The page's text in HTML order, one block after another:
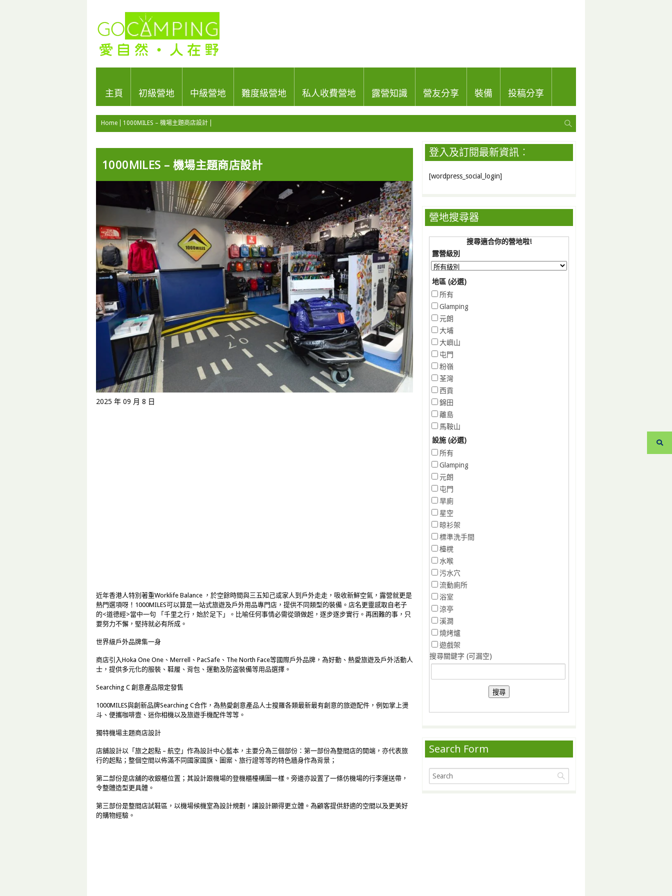
主頁 初級營地 中級營地 難度級營地 私人收費營地 露營知識 營友分享 裝備 投稿分享
Home 1000MILES – 機場主題商店設計
1000MILES – 機場主題商店設計
2025 年 09 月 8 日
近年香港人特別著重Worklife Balance ，於空餘時間與三五知己或家人到戶外走走，吸收新鮮空氣，露營就更是
熱門選項呀！1000MILES可以算是一站式旅遊及戶外用品專門店，提供不同類型的裝備。店名更靈感取自老子
的<道德經>當中一句 「千里之行，始於足下」。比喻任何事情必需從頭做起，逐步逐步實行。再困難的事，只
要努力不懈，堅持就必有所成。
世界級戶外品牌集一身
商店引入Hoka One One、Merrell、PacSafe、The North Face等國際戶外品牌，為好動、熱愛旅遊及戶外活動人
士，提供多元化的服裝、鞋履、背包、運動及防盗裝備等用品選擇。
Searching C 創意產品限定發售
1000MILES與創新品牌Searching C合作，為熱愛創意產品人士搜羅各類最新最有創意的旅遊配件，例如掌上燙
斗、便攜咖啡壼、迷你相機以及旅遊手機配件等等。
獨特機場主題商店設計
店舖設計以「旅之起點 – 航空」作為設計中心藍本，主要分為三個部份：第一部份為整間店的開端，亦代表旅
行的起點；整個空間以佈滿不同國家國旗、圖案、旅行證等等的特色牆身作為背景；
第二部份是店舖的收銀櫃位置；其設計跟機場的登機櫃檯構圖一樣。旁邊亦設置了一條仿機場的行李運送帶，
令整體造型更具體。
第三部份是整間店試鞋區，以機場候機室為設計規劃，讓設計顯得更立體。為顧客提供舒適的空間以及更美好
的購物經驗。
登入及訂閱最新資訊︰
[wordpress_social_login]
營地搜尋器
搜尋適合你的營地啦!
露營級別
地區 (必選)
所有
Glamping
元朗
大埔
大嶼山
屯門
粉嶺
荃灣
西貢
錦田
離島
馬鞍山
設施 (必選)
所有
Glamping
元朗
屯門
旱廁
星空
晾衫架
標準洗手間
檯櫈
水喉
污水穴
流動廁所
浴室
涼亭
溪澗
燒烤爐
遊戲架
搜尋關鍵字 (可漏空)
Search Form